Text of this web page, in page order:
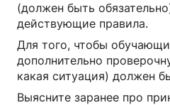
(должен быть
действующие правила.
Для того, чтобы
дополнительно
какая ситуация) должен
Выясните заранее про